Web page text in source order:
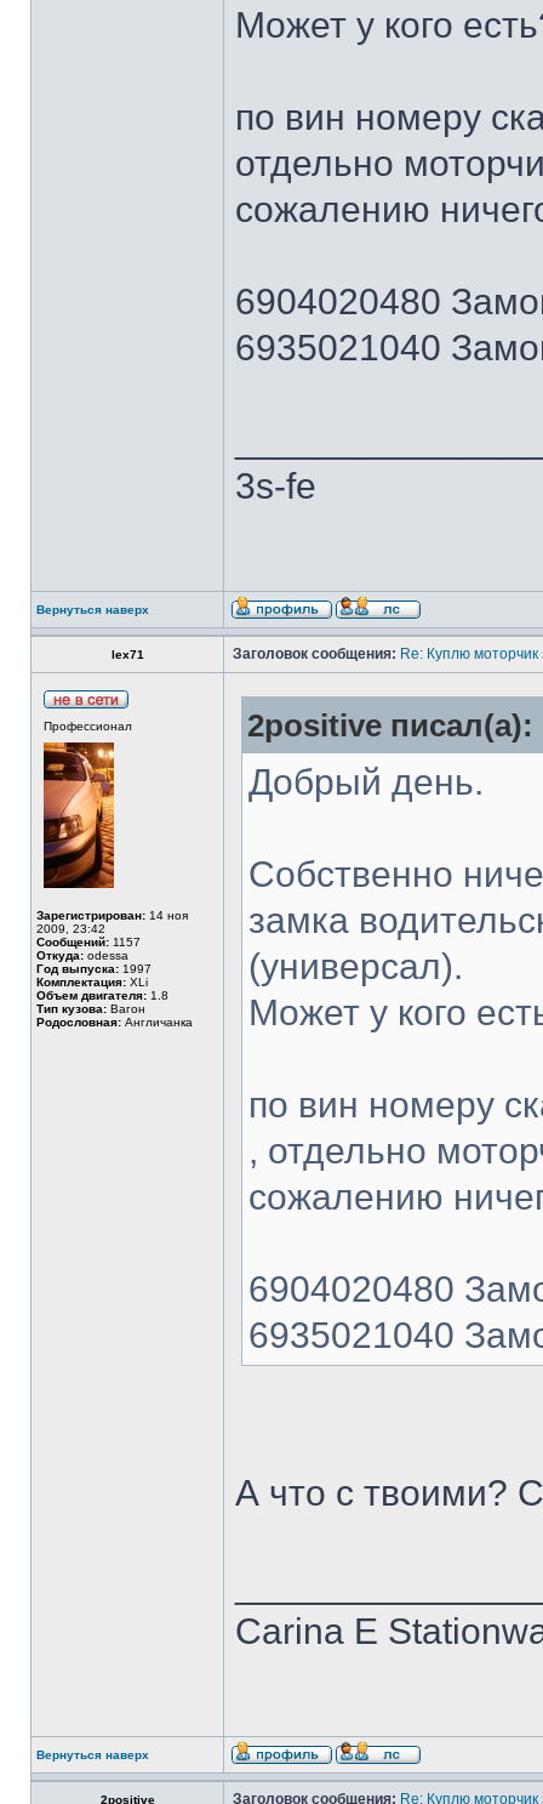
Может у кого
по вин номеру
отдельно
сожалению
6904020480
6935021040
3s-fe
Вернуться наверх
lex71 Заголовок сообщения: Re: Куплю моторчик
Профессионал
Зарегистрирован: 14 ноя
2009, 23:42
Сообщений: 1157
Откуда: odessa
Год выпуска: 1997
Комплектация: XLi
Объем двигателя: 1.8
Тип кузова: Вагон
Родословная: Англичанка
2positive писал(а):
Добрый день.
Собственно
замка
(универсал).
Может у кого
по вин номеру
, отдельно
сожалению
6904020480
6935021040
А что с твоими?
Carina E
Вернуться наверх
2positive Заголовок сообщения: Re: Куплю моторчик